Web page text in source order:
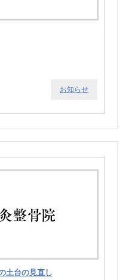
お知らせ
土台の見直し